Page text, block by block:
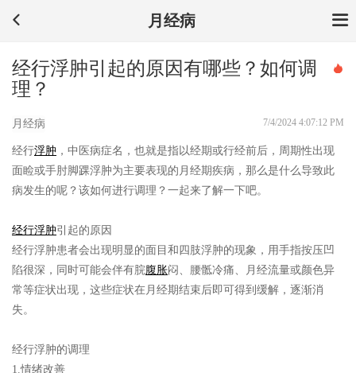
月经病
经行浮肿引起的原因有哪些？如何调
理？
月经病 7/4/2024 4:07:12 PM
经行浮肿 ，中医病症名，也就是指以经期或行经前后，周期性出现
面睑或手肘脚踝浮肿为主要表现的月经期疾病，那么是什么导致此
病发生的呢？该如何进行调理？一起来了解一下吧。
经行浮肿引起的原因
经行浮肿患者会出现明显的面目和四肢浮肿的现象，用手指按压凹
陷很深，同时可能会伴有脘腹胀闷、腰骶冷痛、月经流量或颜色异
常等症状出现，这些症状在月经期结束后即可得到缓解，逐渐消
失。
经行浮肿的调理
1.情绪改善